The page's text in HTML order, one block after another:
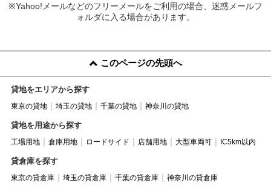
※Yahoo!メールなどのフリーメールをご利用の場合、迷惑メールフ
ォルダに入る場合があります。
このページの先頭へ
貸地をエリアから探す
東京の貸地 埼玉の貸地 千葉の貸地 神奈川の貸地
貸地を用途から探す
工場用地 倉庫用地 ロードサイド 店舗用地 大型車両可 IC5km以内
貸倉庫を探す
東京の貸倉庫 埼玉の貸倉庫 千葉の貸倉庫 神奈川の貸倉庫